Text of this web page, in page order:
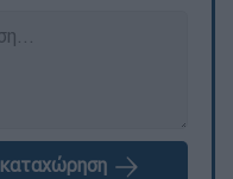
καταχώρηση